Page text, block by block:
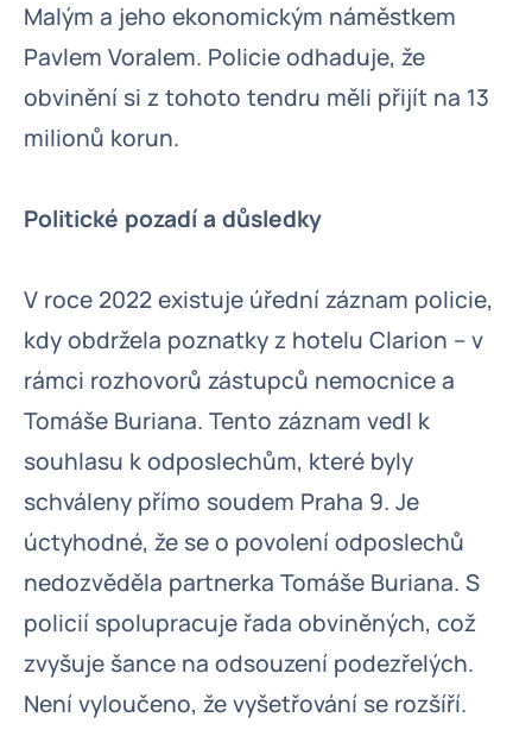
Malým a jeho ekonomickým náměstkem
Pavlem Voralem. Policie odhaduje, že
obvinění si z tohoto tendru měli přijít na 13
milionů korun.
Politické pozadí a důsledky
V roce 2022 existuje úřední záznam policie,
kdy obdržela poznatky z hotelu Clarion – v
rámci rozhovorů zástupců nemocnice a
Tomáše Buriana. Tento záznam vedl k
souhlasu k odposlechům, které byly
schváleny přímo soudem Praha 9. Je
úctyhodné, že se o povolení odposlechů
nedozvěděla partnerka Tomáše Buriana. S
policií spolupracuje řada obviněných, což
zvyšuje šance na odsouzení podezřelých.
Není vyloučeno, že vyšetřování se rozšíří.